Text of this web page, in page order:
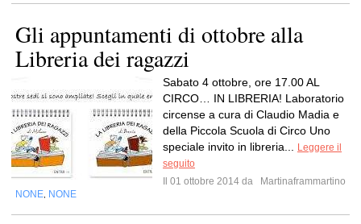
Gli appuntamenti di ottobre alla
Libreria dei ragazzi
Sabato 4 ottobre, ore 17.00 AL
CIRCO… IN LIBRERIA! Laboratorio
circense a cura di Claudio Madia e
della Piccola Scuola di Circo Uno
speciale invito in libreria...
Leggere il
seguito
Il 01 ottobre 2014 da
Martinaframmartino
NONE NONE